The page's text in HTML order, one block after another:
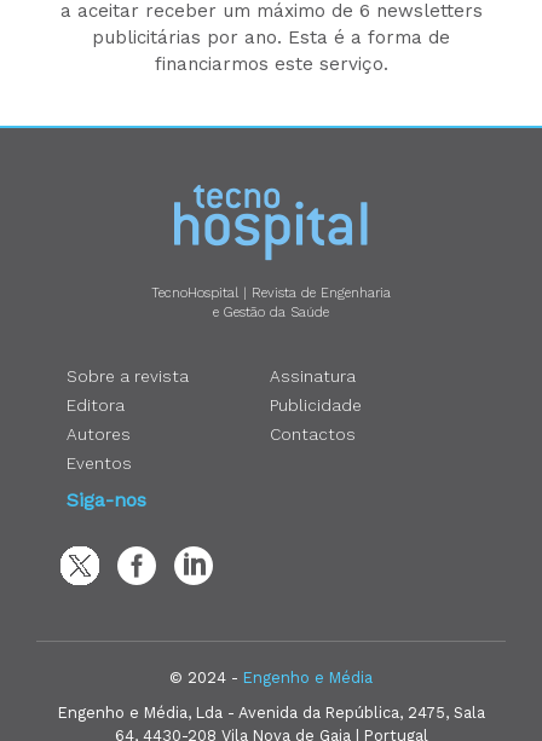
a aceitar receber um máximo de 6 newsletters
publicitárias por ano. Esta é a forma de
financiarmos este serviço.
TecnoHospital | Revista de Engenharia
e Gestão da Saúde
Sobre a revista
Editora
Autores
Eventos
Assinatura
Publicidade
Contactos
Siga-nos
© 2024 - Engenho e Média
Engenho e Média, Lda - Avenida da República, 2475, Sala
64, 4430-208 Vila Nova de Gaia | Portugal